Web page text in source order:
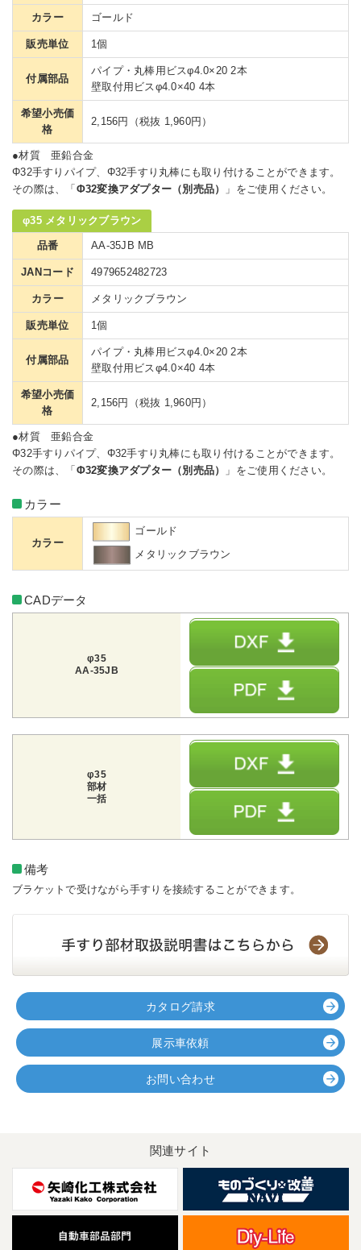
カラー ゴールド
販売単位 1個
付属部品
パイプ・丸棒用ビスφ4.0×20 2本
壁取付用ビスφ4.0×40 4本
希望小売価
格
2,156円（税抜 1,960円）
●材質 亜鉛合金
Φ32手すりパイプ、Φ32手すり丸棒にも取り付けることができます。
その際は、「 Φ32変換アダプター（別売品） 」をご使用ください。
φ35 メタリックブラウン
品番 AA-35JB MB
JANコード 4979652482723
カラー メタリックブラウン
販売単位 1個
付属部品
パイプ・丸棒用ビスφ4.0×20 2本
壁取付用ビスφ4.0×40 4本
希望小売価
格
2,156円（税抜 1,960円）
●材質 亜鉛合金
Φ32手すりパイプ、Φ32手すり丸棒にも取り付けることができます。
その際は、「 Φ32変換アダプター（別売品） 」をご使用ください。
カラー
カラー
ゴールド
メタリックブラウン
CADデータ
φ35
AA-35JB
φ35
部材
一括
備考
ブラケットで受けながら手すりを接続することができます。
カタログ請求
展示車依頼
お問い合わせ
関連サイト